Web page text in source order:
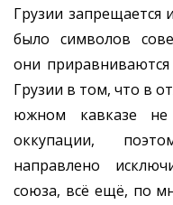
Грузии запрещается
было символов
они
Грузии в том, что в
южном кавказе не
оккупации,
направлено
союза, всё ещё, по